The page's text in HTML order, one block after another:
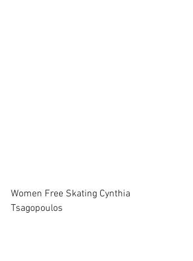
Women Free Skating Cynthia
Tsagopoulos